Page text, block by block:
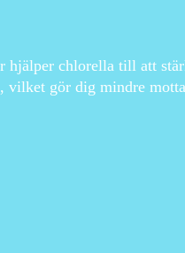
hjälper chlorella till att
gör dig mindre